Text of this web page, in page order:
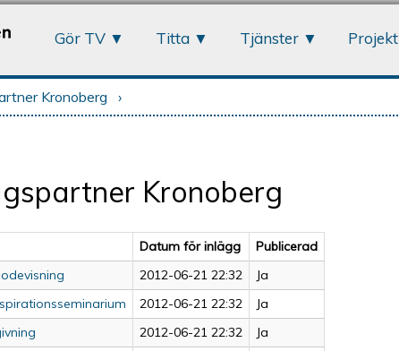
Gör TV Titta Tjänster Projekt
Kronoberg ›
Kronoberg
Datum för inlägg
Publicerad
2012-06-21 22:32
Ja
2012-06-21 22:32
Ja
2012-06-21 22:32
Ja